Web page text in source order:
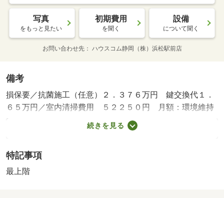
写真
をもっと見たい
初期費用
を聞く
設備
について聞く
お問い合わせ先 ハウスコム静岡（株）浜松駅前店
備考
損保要／抗菌施工（任意）２．３７６万円 鍵交換代１．
６５万円／室内清掃費用 ５２２５０円 月額：環境維持
費 ５５０円／保証会社利用必：保証料：８８７９０円
（契約内容により１００～１２０％で変動有）※記載金額
意）１８０４０円から２３７６０円（税込）／環境維持費
５５０円／月、更新手数料１６５００円／２年（税込）／
続きを見る
特記事項
最上階